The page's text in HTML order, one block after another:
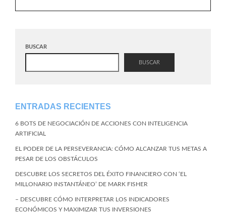
BUSCAR
BUSCAR
ENTRADAS RECIENTES
6 BOTS DE NEGOCIACIÓN DE ACCIONES CON INTELIGENCIA
ARTIFICIAL
EL PODER DE LA PERSEVERANCIA: CÓMO ALCANZAR TUS METAS A
PESAR DE LOS OBSTÁCULOS
DESCUBRE LOS SECRETOS DEL ÉXITO FINANCIERO CON ‘EL
MILLONARIO INSTANTÁNEO’ DE MARK FISHER
– DESCUBRE CÓMO INTERPRETAR LOS INDICADORES
ECONÓMICOS Y MAXIMIZAR TUS INVERSIONES